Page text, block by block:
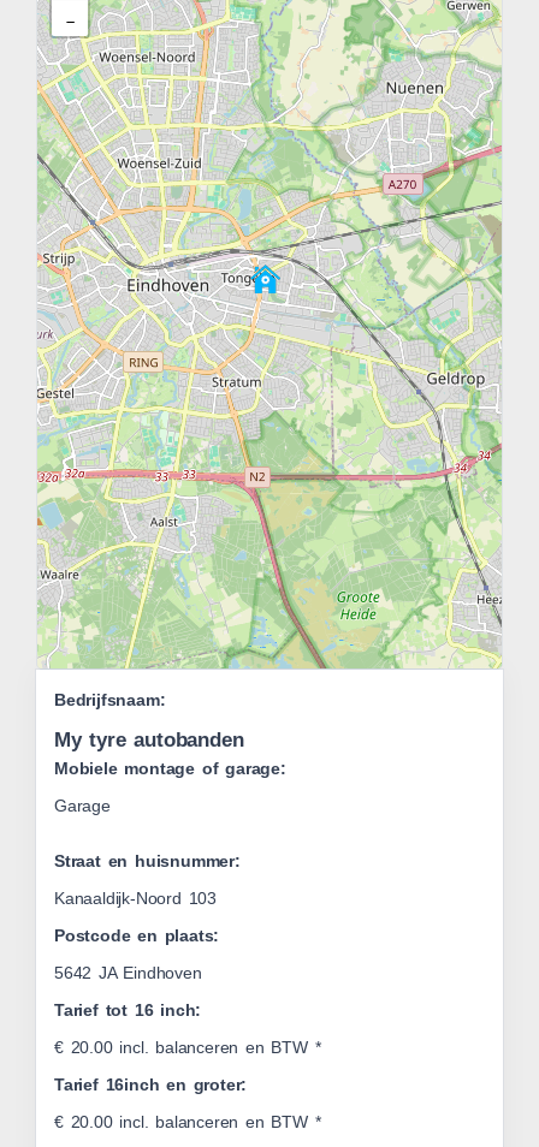
−
Bedrijfsnaam:
My tyre autobanden
Mobiele montage of garage:
Garage
Straat en huisnummer:
Kanaaldijk-Noord 103
Postcode en plaats:
5642 JA Eindhoven
Tarief tot 16 inch:
€ 20.00 incl. balanceren en BTW *
Tarief 16inch en groter:
€ 20.00 incl. balanceren en BTW *